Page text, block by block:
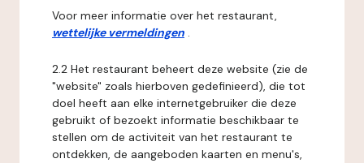
Voor meer informatie over het restaurant,
wettelijke vermeldingen .
2.2 Het restaurant beheert deze website (zie de
"website" zoals hierboven gedefinieerd), die tot
doel heeft aan elke internetgebruiker die deze
gebruikt of bezoekt informatie beschikbaar te
stellen om de activiteit van het restaurant te
ontdekken, de aangeboden kaarten en menu's,